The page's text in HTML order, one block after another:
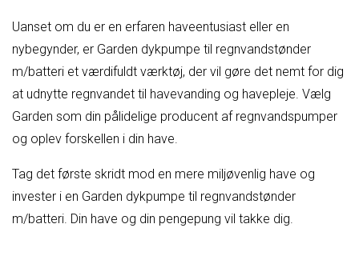
Uanset om du er en erfaren haveentusiast eller en
nybegynder, er Garden dykpumpe til regnvandstønder
m/batteri et værdifuldt værktøj, der vil gøre det nemt for dig
at udnytte regnvandet til havevanding og havepleje. Vælg
Garden som din pålidelige producent af regnvandspumper
og oplev forskellen i din have.
Tag det første skridt mod en mere miljøvenlig have og
invester i en Garden dykpumpe til regnvandstønder
m/batteri. Din have og din pengepung vil takke dig.